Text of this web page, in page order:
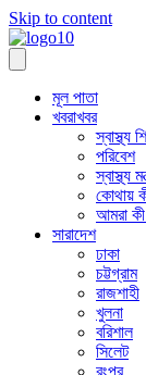
Skip to content
মূল পাতা
খবরাখবর
স্বাস্থ্য
পরিবেশ
স্বাস্থ্য
কোথায়
আমরা কী
সারাদেশ
ঢাকা
চট্টগ্রাম
রাজশাহী
খুলনা
বরিশাল
সিলেট
রংপুর